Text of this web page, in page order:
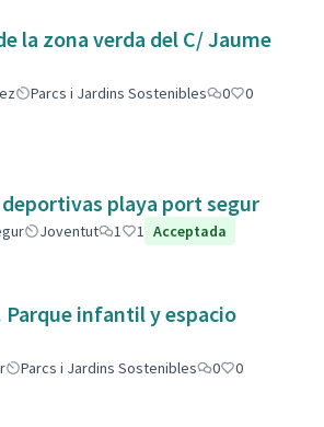
la zona verda del C/ Jaume
Parcs i Jardins Sostenibles 0
0
playa port segur
Joventut 1 1 Acceptada
Parque infantil y espacio
Parcs i Jardins Sostenibles 0
0